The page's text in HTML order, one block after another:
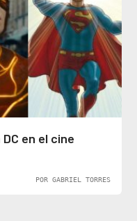
en el cine
POR GABRIEL TORRES